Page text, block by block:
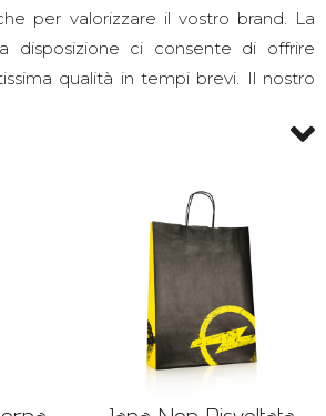
per valorizzare il vostro brand. La
disposizione ci consente di offrire
qualità in tempi brevi. Il nostro